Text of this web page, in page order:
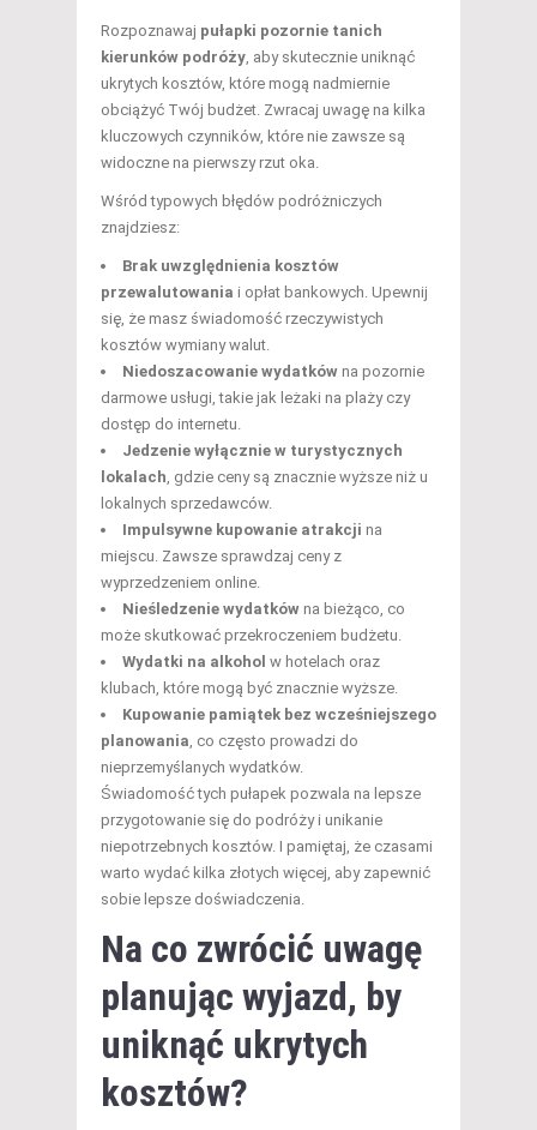
Rozpoznawaj pułapki pozornie tanich
kierunków podróży , aby skutecznie uniknąć
ukrytych kosztów, które mogą nadmiernie
obciążyć Twój budżet. Zwracaj uwagę na kilka
kluczowych czynników, które nie zawsze są
widoczne na pierwszy rzut oka.
Wśród typowych błędów podróżniczych
znajdziesz:
Brak uwzględnienia kosztów
przewalutowania i opłat bankowych. Upewnij
się, że masz świadomość rzeczywistych
kosztów wymiany walut.
Niedoszacowanie wydatków na pozornie
darmowe usługi, takie jak leżaki na plaży czy
dostęp do internetu.
Jedzenie wyłącznie w turystycznych
lokalach , gdzie ceny są znacznie wyższe niż u
lokalnych sprzedawców.
Impulsywne kupowanie atrakcji na
miejscu. Zawsze sprawdzaj ceny z
wyprzedzeniem online.
Nieśledzenie wydatków na bieżąco, co
może skutkować przekroczeniem budżetu.
Wydatki na alkohol w hotelach oraz
klubach, które mogą być znacznie wyższe.
Kupowanie pamiątek bez wcześniejszego
planowania , co często prowadzi do
nieprzemyślanych wydatków.
Świadomość tych pułapek pozwala na lepsze
przygotowanie się do podróży i unikanie
niepotrzebnych kosztów. I pamiętaj, że czasami
warto wydać kilka złotych więcej, aby zapewnić
sobie lepsze doświadczenia.
Na co zwrócić uwagę
planując wyjazd, by
uniknąć ukrytych
kosztów?